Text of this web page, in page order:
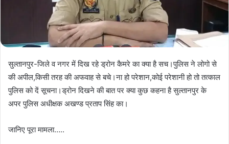
सुल्तानपुर-जिले व नगर में दिख रहे ड्रोन कैमरे का क्या है सच।पुलिस ने लोगो से
की अपील,किसी तरह की अफवाह से बचे।ना हो परेशान,कोई परेशानी हो तो तत्काल
पुलिस को दें सूचना।ड्रोन दिखने की बात पर क्या कुछ कहना है सुल्तानपुर के
अपर पुलिस अधीक्षक अखण्ड प्रताप सिंह का।
जानिए पूरा मामला…..